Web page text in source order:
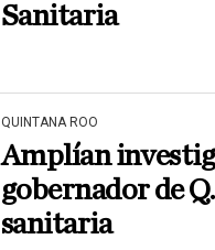
Sanitaria
QUINTANA ROO
Amplían
gobernador de
sanitaria